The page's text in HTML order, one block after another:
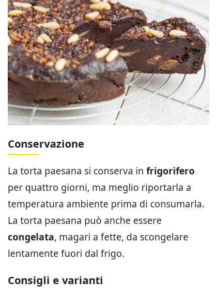
Conservazione
La torta paesana si conserva in frigorifero
per quattro giorni, ma meglio riportarla a
temperatura ambiente prima di consumarla.
La torta paesana può anche essere
congelata, magari a fette, da scongelare
lentamente fuori dal frigo.
Consigli e varianti